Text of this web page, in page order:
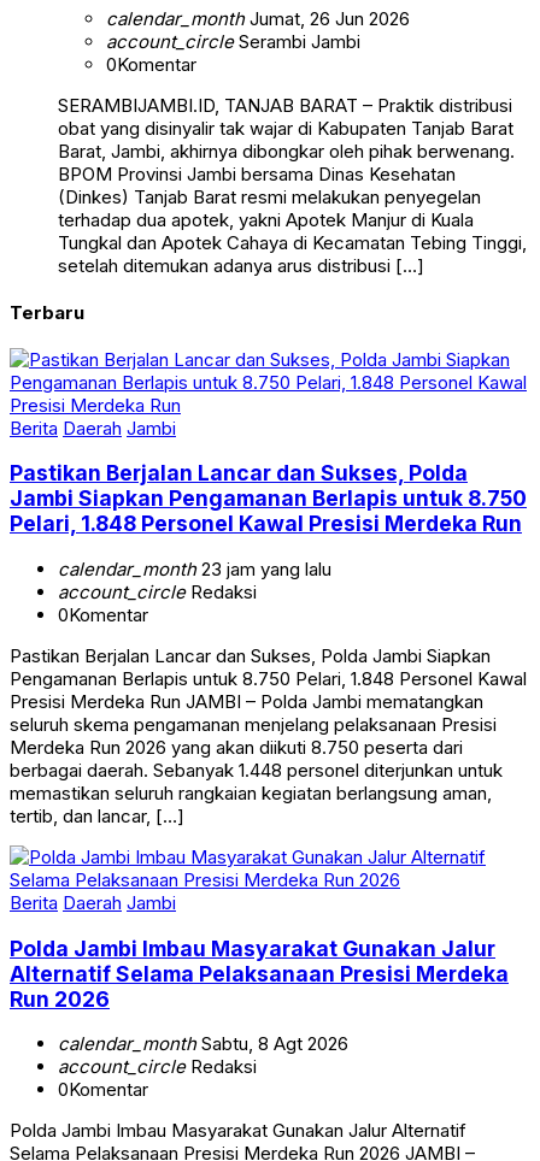
calendar_monthJumat, 26 Jun 2026
account_circleSerambi Jambi
0Komentar
SERAMBIJAMBI.ID, TANJAB BARAT – Praktik distribusi
obat yang disinyalir tak wajar di Kabupaten Tanjab Barat
Barat, Jambi, akhirnya dibongkar oleh pihak berwenang.
BPOM Provinsi Jambi bersama Dinas Kesehatan
(Dinkes) Tanjab Barat resmi melakukan penyegelan
terhadap dua apotek, yakni Apotek Manjur di Kuala
Tungkal dan Apotek Cahaya di Kecamatan Tebing Tinggi,
setelah ditemukan adanya arus distribusi […]
Terbaru
Berita Daerah Jambi
Pastikan Berjalan Lancar dan Sukses, Polda
Jambi Siapkan Pengamanan Berlapis untuk 8.750
Pelari, 1.848 Personel Kawal Presisi Merdeka Run
calendar_month23 jam yang lalu
account_circleRedaksi
0Komentar
Pastikan Berjalan Lancar dan Sukses, Polda Jambi Siapkan
Pengamanan Berlapis untuk 8.750 Pelari, 1.848 Personel Kawal
Presisi Merdeka Run JAMBI – Polda Jambi mematangkan
seluruh skema pengamanan menjelang pelaksanaan Presisi
Merdeka Run 2026 yang akan diikuti 8.750 peserta dari
berbagai daerah. Sebanyak 1.448 personel diterjunkan untuk
memastikan seluruh rangkaian kegiatan berlangsung aman,
tertib, dan lancar, […]
Berita Daerah Jambi
Polda Jambi Imbau Masyarakat Gunakan Jalur
Alternatif Selama Pelaksanaan Presisi Merdeka
Run 2026
calendar_monthSabtu, 8 Agt 2026
account_circleRedaksi
0Komentar
Polda Jambi Imbau Masyarakat Gunakan Jalur Alternatif
Selama Pelaksanaan Presisi Merdeka Run 2026 JAMBI –